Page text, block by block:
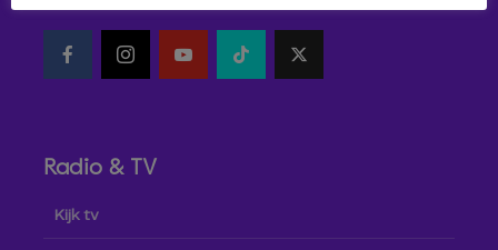
Radio & TV
Kijk tv